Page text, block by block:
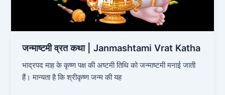
जन्‍माष्‍टमी व्रत कथा | Janmashtami Vrat Katha
भाद्रपद माह के कृष्‍ण पक्ष की अष्‍टमी तिथि को जन्‍माष्‍टमी मनाई जाती
हैं। मान्‍यता है कि श्रीकृष्‍ण जन्‍म की यह